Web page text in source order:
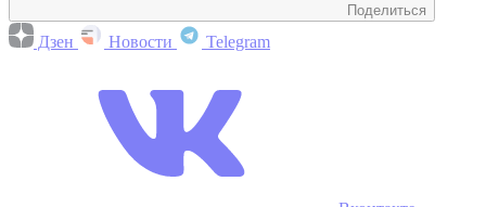
Поделиться
Дзен Новости Telegram